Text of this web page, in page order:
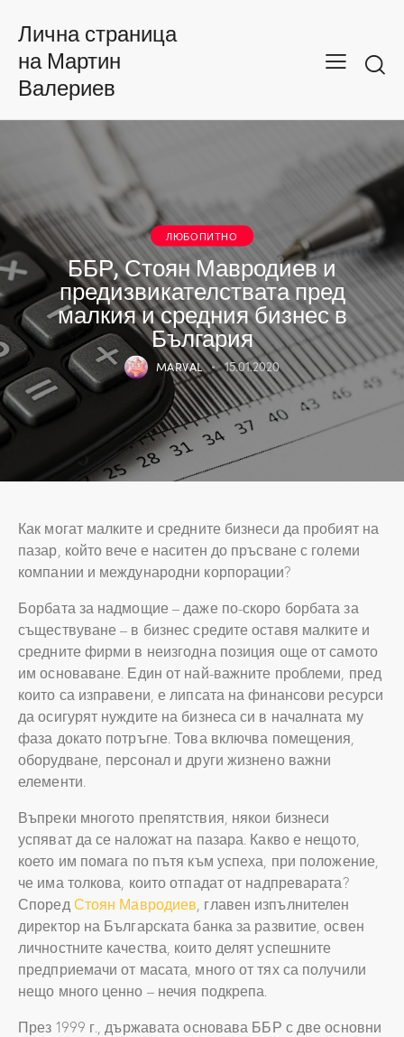
Лична страница
на Мартин
Валериев
ЛЮБОПИТНО
ББР, Стоян Мавродиев и
предизвикателствата пред
малкия и средния бизнес в
България
MARVAL 15.01.2020
Как могат малките и средните бизнеси да пробият на
пазар, който вече е наситен до пръсване с големи
компании и международни корпорации?
Борбата за надмощие – даже по-скоро борбата за
съществуване – в бизнес средите оставя малките и
средните фирми в неизгодна позиция още от самото
им основаване. Един от най-важните проблеми, пред
които са изправени, е липсата на финансови ресурси
да осигурят нуждите на бизнеса си в началната му
фаза докато потръгне. Това включва помещения,
оборудване, персонал и други жизнено важни
елементи.
Въпреки многото препятствия, някои бизнеси
успяват да се наложат на пазара. Какво е нещото,
което им помага по пътя към успеха, при положение,
че има толкова, които отпадат от надпреварата?
Според Стоян Мавродиев , главен изпълнителен
директор на Българската банка за развитие, освен
личностните качества, които делят успешните
предприемачи от масата, много от тях са получили
нещо много ценно – нечия подкрепа.
През 1999 г., държавата основава ББР с две основни